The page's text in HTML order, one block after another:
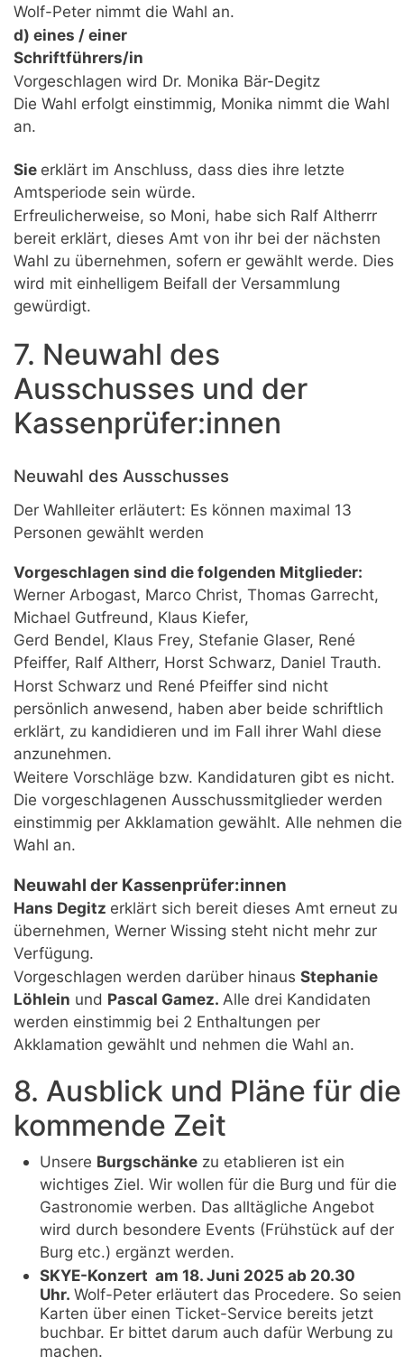
Wolf-Peter nimmt die Wahl an.
d) eines / einer
Schriftführers/in
Vorgeschlagen wird Dr. Monika Bär-Degitz
Die Wahl erfolgt einstimmig, Monika nimmt die Wahl
an.
Sie erklärt im Anschluss, dass dies ihre letzte
Amtsperiode sein würde.
Erfreulicherweise, so Moni, habe sich Ralf Altherrr
bereit erklärt, dieses Amt von ihr bei der nächsten
Wahl zu übernehmen, sofern er gewählt werde. Dies
wird mit einhelligem Beifall der Versammlung
gewürdigt.
7. Neuwahl des
Ausschusses und der
Kassenprüfer:innen
Neuwahl des Ausschusses
Der Wahlleiter erläutert: Es können maximal 13
Personen gewählt werden
Vorgeschlagen sind die folgenden Mitglieder:
Werner Arbogast, Marco Christ, Thomas Garrecht,
Michael Gutfreund, Klaus Kiefer,
Gerd Bendel, Klaus Frey, Stefanie Glaser, René
Pfeiffer, Ralf Altherr, Horst Schwarz, Daniel Trauth.
Horst Schwarz und René Pfeiffer sind nicht
persönlich anwesend, haben aber beide schriftlich
erklärt, zu kandidieren und im Fall ihrer Wahl diese
anzunehmen.
Weitere Vorschläge bzw. Kandidaturen gibt es nicht.
Die vorgeschlagenen Ausschussmitglieder werden
einstimmig per Akklamation gewählt. Alle nehmen die
Wahl an.
Neuwahl der Kassenprüfer:innen
Hans Degitz erklärt sich bereit dieses Amt erneut zu
übernehmen, Werner Wissing steht nicht mehr zur
Verfügung.
Vorgeschlagen werden darüber hinaus Stephanie
Löhlein und Pascal Gamez. Alle drei Kandidaten
werden einstimmig bei 2 Enthaltungen per
Akklamation gewählt und nehmen die Wahl an.
8. Ausblick und Pläne für die
kommende Zeit
Unsere Burgschänke zu etablieren ist ein
wichtiges Ziel. Wir wollen für die Burg und für die
Gastronomie werben. Das alltägliche Angebot
wird durch besondere Events (Frühstück auf der
Burg etc.) ergänzt werden.
SKYE-Konzert am 18. Juni 2025 ab 20.30
Uhr.Wolf-Peter erläutert das Procedere. So seien
Karten über einen Ticket-Service bereits jetzt
buchbar. Er bittet darum auch dafür Werbung zu
machen.